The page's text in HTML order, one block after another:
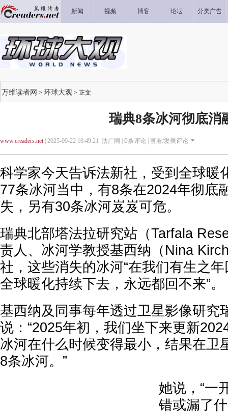
新闻 视频 博客 论坛 分类广告
万维读者网 > 环球大观 > 正文
瑞典8条冰河彻底消
www.creaders.net| 2025-09-22 10:49:21 法广网 | 0条评论 | 查看/发表评论
科学家今天告诉法新社，受到全球暖
77条冰河当中，有8条在2024年彻底
失，另有30条冰河岌岌可危。
瑞典北部塔法拉研究站（Tarfala
责人、冰河学教授基西纳（Nina
社，这些消失的冰河“在我们有生之
全球暖化持续下去，永远都回不来”。
基西纳及同事每年透过卫星影像研究
说：“2025年初，我们坐下来更新
冰河在什么时候变得最小，结果在卫
8条冰河。”
她说，“一
错或漏了